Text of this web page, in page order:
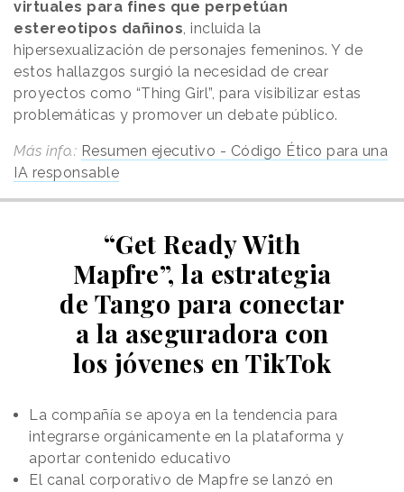
virtuales para fines que perpetúan
estereotipos dañinos, incluida la
hipersexualización de personajes femeninos. Y de
estos hallazgos surgió la necesidad de crear
proyectos como “Thing Girl”, para visibilizar estas
problemáticas y promover un debate público.
Más info.: Resumen ejecutivo - Código Ético para una
IA responsable
“Get Ready With
Mapfre”, la estrategia
de Tango para conectar
a la aseguradora con
los jóvenes en TikTok
La compañía se apoya en la tendencia para
integrarse orgánicamente en la plataforma y
aportar contenido educativo
El canal corporativo de Mapfre se lanzó en